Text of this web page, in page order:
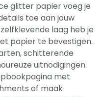
glitter papier voeg je
toe aan jouw
laag heb je
papier te bevestigen.
schitterende
uitnodigingen.
met
of maak